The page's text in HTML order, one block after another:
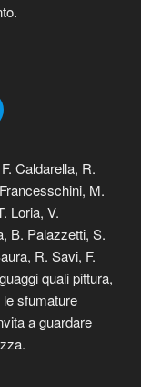
Caldarella, R.
M.
Loria, V.
B. Palazzetti, S.
R. Savi, F.
quali pittura,
sfumature
a guardare